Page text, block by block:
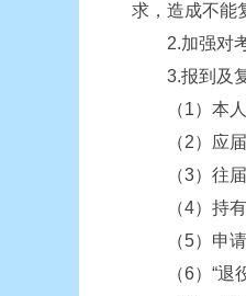
求，造成不能
2.加强对考
3.报到及复
（1）本人
（2）应届生
（3）往届生
（4）持有
（5）申请
（6）“退役